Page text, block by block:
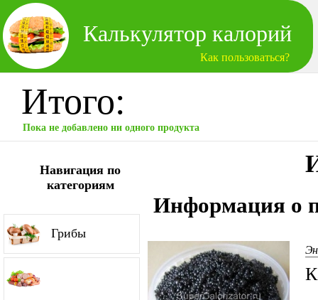
Калькулятор калорий
Как пользоваться?
Итого:
Пока не добавлено ни одного продукта
Навигация по
категориям
Грибы
Информация о